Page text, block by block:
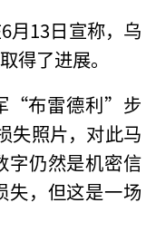
月13日宣称，乌
得了进展。
“布雷德利”步
照片，对此马
字仍然是机密信
，但这是一场